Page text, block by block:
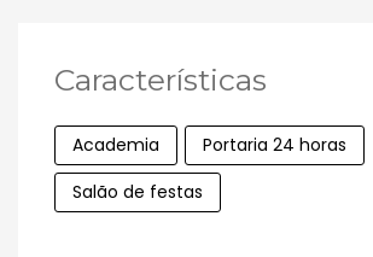
Características
Academia
Portaria 24 horas
Salão de festas